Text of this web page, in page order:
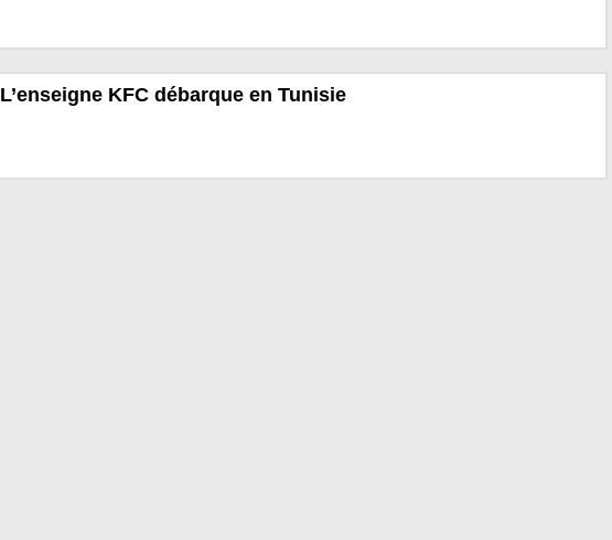
L’enseigne KFC débarque en Tunisie